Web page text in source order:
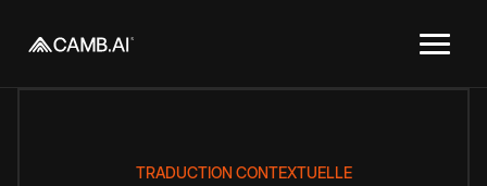
TRADUCTION CONTEXTUELLE